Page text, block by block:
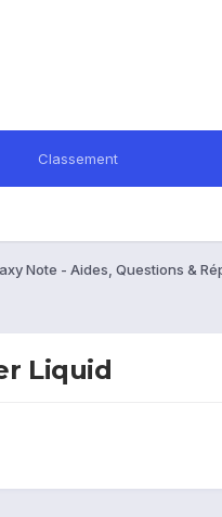
Classement
Note - Aides, Questions &
Liquid